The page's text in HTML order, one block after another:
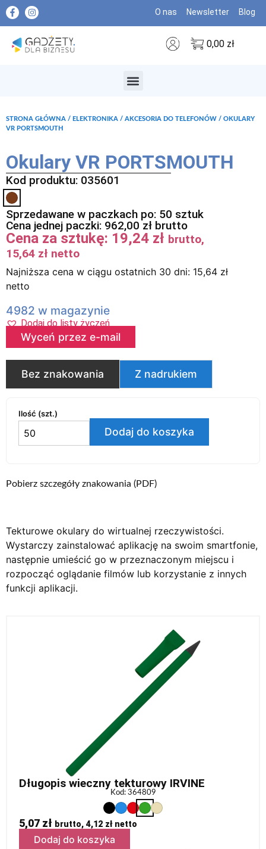
O nas Newsletter Blog
0,00 zł
STRONA GŁÓWNA / ELEKTRONIKA / AKCESORIA DO TELEFONÓW / OKULARY
VR PORTSMOUTH
Okulary VR PORTSMOUTH
Kod produktu: 035601
Sprzedawane w paczkach po: 50 sztuk
Cena jednej paczki: 962,00 zł brutto
Cena za sztukę: 19,24 zł brutto,
15,64 zł netto
Najniższa cena w ciągu ostatnich 30 dni: 15,64 zł
netto
4982 w magazynie
Dodaj do listy życzeń
Wyceń przez e-mail
Bez znakowania Z nadrukiem
Ilość (szt.)
Dodaj do koszyka
Pobierz szczegóły znakowania (PDF)
Tekturowe okulary do wirtualnej rzeczywistości.
Wystarczy zainstalować aplikację na swoim smartfonie,
następnie umieścić go w przeznaczonym miejscu i
rozpocząć oglądanie filmów lub korzystanie z innych
funkcji aplikacji.
Długopis wieczny tekturowy IRVINE
Kod: 364809
5,07 zł brutto, 4,12 złnetto
Dodaj do koszyka